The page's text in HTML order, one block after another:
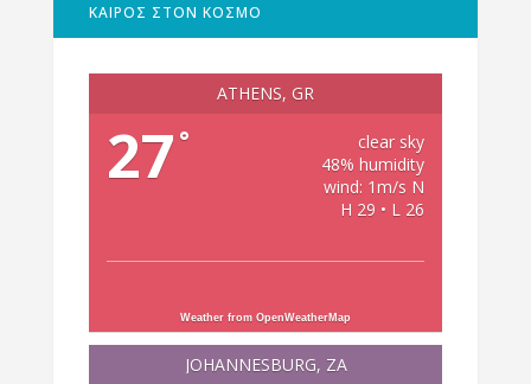
ΚΑΙΡΟΣ ΣΤΟΝ ΚΟΣΜΟ
ATHENS, GR
27 °
clear sky
48% humidity
wind: 1m/s N
H 29 • L 26
Weather from OpenWeatherMap
JOHANNESBURG, ZA